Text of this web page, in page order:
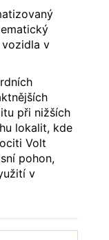
vozidla v
při nižších
lokalit, kde
Volt
pohon,
v